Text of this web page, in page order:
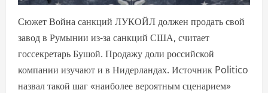
Сюжет Война санкций ЛУКОЙЛ должен продать свой
завод в Румынии из-за санкций США, считает
госсекретарь Бушой. Продажу доли российской
компании изучают и в Нидерландах. Источник Politico
назвал такой шаг «наиболее вероятным сценарием»